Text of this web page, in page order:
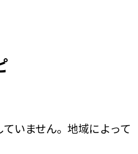
いません。地域によって